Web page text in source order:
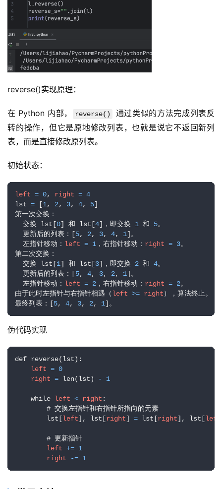
reverse()实现原理：
在 Python 内部， reverse()
通过类似的方法完成列表反
转的操作，但它是原地修改列表，也就是说它不返回新列
表，而是直接修改原列表。
初始状态：
left = 0, right = 4
lst = [1, 2, 3, 4, 5]
第一次交换：
  交换 lst[
0] 和 lst[4]，即交换 1 和 5。
  更新后的列表：[
5, 2, 3, 4, 1]。
  左指针移动：
left = 1 ，右指针移动： right = 3。
第二次交换：
  交换 lst[
1] 和 lst[3]，即交换 2 和 4。
  更新后的列表：[
5, 4, 3, 2, 1]。
  左指针移动：
left = 2 ，右指针移动： right = 2。
由于此时左指针与右指针相遇（left >= right），算法终止。
最终列表：[5, 4, 3, 2, 1]。
伪代码实现
def reverse(lst):
left = 0
right = len(lst) - 1
    while
left < right :
        # 交换左指针和右指针所指向的元素
        lst[
left], lst[right] = lst[right], lst[left
        # 更新指针
left += 1
right
-= 1